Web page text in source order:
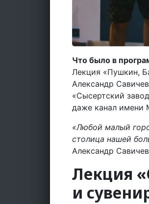
Что было в
Лекция «Пушкин,
Александр
«Сысертский
даже канал имени
«Любой малый
столица нашей
Александр
Лекция
и